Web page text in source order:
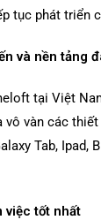
tục phát triển
và nền tảng
tại Việt
vô vàn các
Tab,
việc tốt nhất